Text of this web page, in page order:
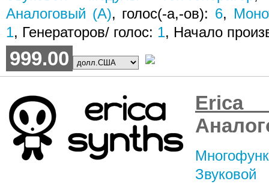
Аналоговый (A), голос(-а,-ов): 6,
1, Генераторов/ голос: 1, Начало
999.00